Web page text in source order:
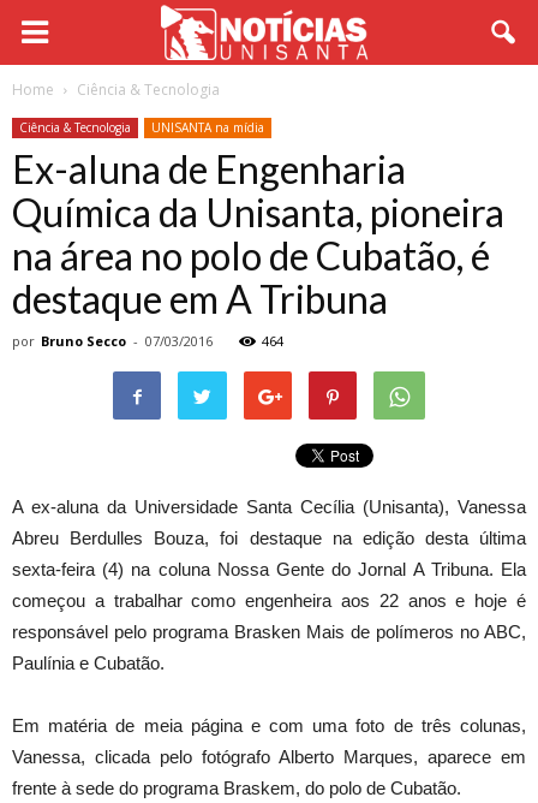
Home Ciência & Tecnologia
Ciência & Tecnologia UNISANTA na mídia
Ex-aluna de Engenharia
Química da Unisanta, pioneira
na área no polo de Cubatão, é
destaque em A Tribuna
por Bruno Secco - 07/03/2016 464
A ex-aluna da Universidade Santa Cecília (Unisanta), Vanessa
Abreu Berdulles Bouza, foi destaque na edição desta última
sexta-feira (4) na coluna Nossa Gente do Jornal A Tribuna. Ela
começou a trabalhar como engenheira aos 22 anos e hoje é
responsável pelo programa Brasken Mais de polímeros no ABC,
Paulínia e Cubatão.
Em matéria de meia página e com uma foto de três colunas,
Vanessa, clicada pelo fotógrafo Alberto Marques, aparece em
frente à sede do programa Braskem, do polo de Cubatão.